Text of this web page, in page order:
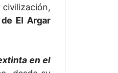
El Argar
en el